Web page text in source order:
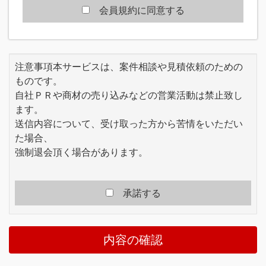
員の一般の利益に適合するとき、またはその変
約を変更する旨、変更内容及び効力発生時期を
本サイトで通知または公表する方法により会員
に周知し、会員が本規約の変更後に本サービス
同意したものとみなします。
当社は、本規約の変更により会員に生じる損害
本サービスは、会員の氏名もしくは会社名また
は会社情報等を登録し、当社がインターネット
や発注等に役立てるものです。
会員は、本規約のほか当社が必要に応じて定め
る規約・規則にしたがって契約した内容に沿っ
会員規約に同意する
注意事項本サービスは、案件相談や見積依頼のための
ものです。
自社ＰＲや商材の売り込みなどの営業活動は禁止致し
ます。
送信内容について、受け取った方から苦情をいただい
た場合、
強制退会頂く場合があります。
承諾する
内容の確認